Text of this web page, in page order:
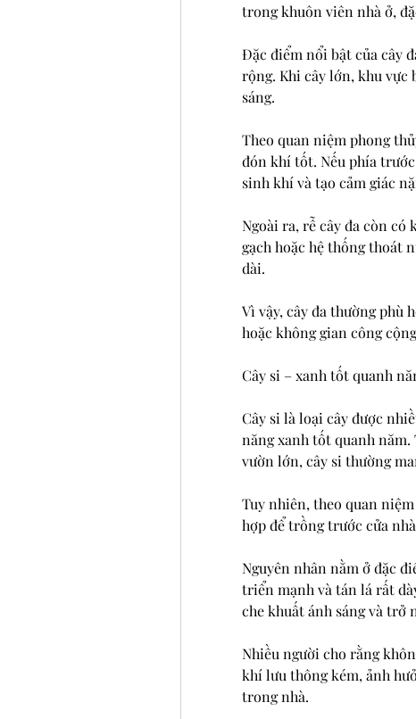
trong khuôn viên nhà ở,
Đặc điểm nổi bật của cây
rộng. Khi cây lớn, khu vực
sáng.
Theo quan niệm phong
đón khí tốt. Nếu phía
sinh khí và tạo cảm giác
Ngoài ra, rễ cây đa còn có
gạch hoặc hệ thống thoát
dài.
Vì vậy, cây đa thường phù
hoặc không gian công
Cây si – xanh tốt quanh
Cây si là loại cây được
năng xanh tốt quanh năm.
vườn lớn, cây si thường
Tuy nhiên, theo quan
hợp để trồng trước cửa
Nguyên nhân nằm ở đặc
triển mạnh và tán lá rất
che khuất ánh sáng và trở
Nhiều người cho rằng
khí lưu thông kém, ảnh
trong nhà.